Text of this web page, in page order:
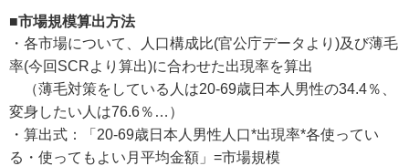
■市場規模算出方法
・各市場について、人口構成比(官公庁データより)及び薄毛
率(今回SCRより算出)に合わせた出現率を算出
（薄毛対策をしている人は20-69歳日本人男性の34.4％、
変身したい人は76.6％…）
・算出式：「20-69歳日本人男性人口*出現率*各使ってい
る・使ってもよい月平均金額」=市場規模